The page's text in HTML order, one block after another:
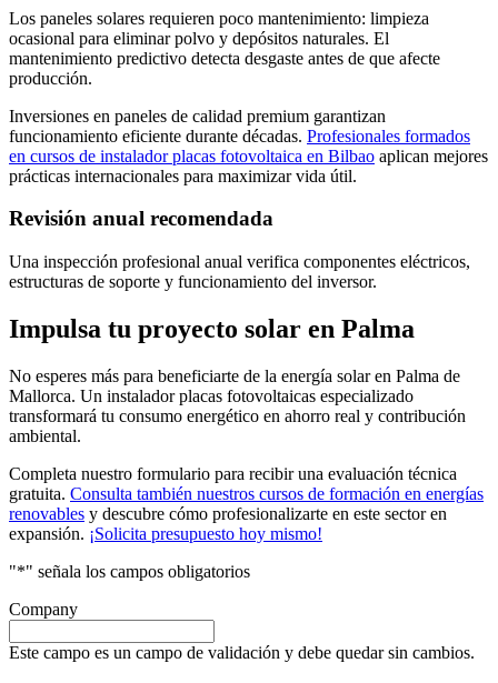
Los paneles solares requieren poco mantenimiento: limpieza
ocasional para eliminar polvo y depósitos naturales. El
mantenimiento predictivo detecta desgaste antes de que afecte
producción.
Inversiones en paneles de calidad premium garantizan
funcionamiento eficiente durante décadas. Profesionales formados
en cursos de instalador placas fotovoltaica en Bilbao aplican mejores
prácticas internacionales para maximizar vida útil.
Revisión anual recomendada
Una inspección profesional anual verifica componentes eléctricos,
estructuras de soporte y funcionamiento del inversor.
Impulsa tu proyecto solar en Palma
No esperes más para beneficiarte de la energía solar en Palma de
Mallorca. Un instalador placas fotovoltaicas especializado
transformará tu consumo energético en ahorro real y contribución
ambiental.
Completa nuestro formulario para recibir una evaluación técnica
gratuita. Consulta también nuestros cursos de formación en energías
renovables y descubre cómo profesionalizarte en este sector en
expansión. ¡Solicita presupuesto hoy mismo!
"*" señala los campos obligatorios
Company
Este campo es un campo de validación y debe quedar sin cambios.